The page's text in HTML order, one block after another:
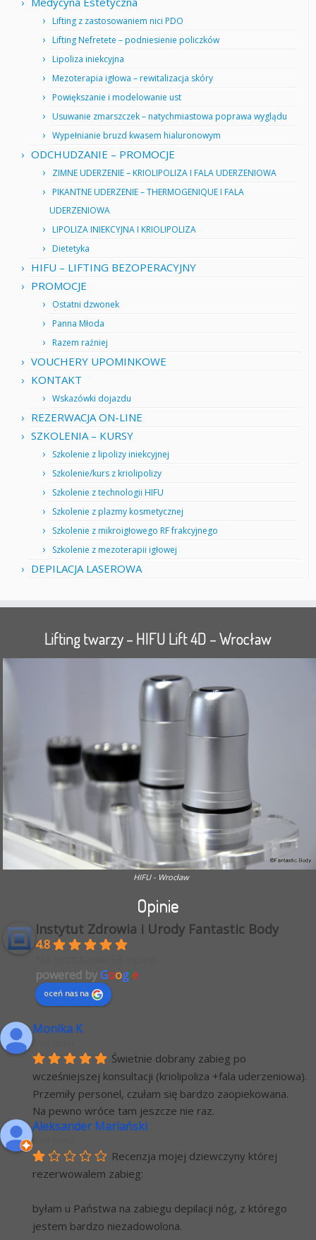
Lifting z zastosowaniem nici PDO
Lifting Nefretete – podniesienie policzków
Lipoliza iniekcyjna
Mezoterapia igłowa – rewitalizacja skóry
Powiększanie i modelowanie ust
Usuwanie zmarszczek – natychmiastowa poprawa wyglądu
Wypełnianie bruzd kwasem hialuronowym
ODCHUDZANIE – PROMOCJE
ZIMNE UDERZENIE – KRIOLIPOLIZA I FALA UDERZENIOWA
PIKANTNE UDERZENIE – THERMOGENIQUE I FALA
UDERZENIOWA
LIPOLIZA INIEKCYJNA I KRIOLIPOLIZA
Dietetyka
HIFU – LIFTING BEZOPERACYJNY
PROMOCJE
Ostatni dzwonek
Panna Młoda
Razem raźniej
VOUCHERY UPOMINKOWE
KONTAKT
Wskazówki dojazdu
REZERWACJA ON-LINE
SZKOLENIA – KURSY
Szkolenie z lipolizy iniekcyjnej
Szkolenie/kurs z kriolipolizy
Szkolenie z technologii HIFU
Szkolenie z plazmy kosmetycznej
Szkolenie z mikroigłowego RF frakcyjnego
Szkolenie z mezoterapii igłowej
DEPILACJA LASEROWA
Lifting twarzy – HIFU Lift 4D – Wrocław
HIFU - Wrocław
Opinie
Instytut Zdrowia i Urody Fantastic Body
4.8
powered byGoogle
oceń nas na
Monika K
Świetnie dobrany zabieg po
wcześniejszej konsultacji (kriolipoliza +fala uderzeniowa).
Przemiły personel, czułam się bardzo zaopiekowana.
Na pewno wróce tam jeszcze nie raz.
Aleksander Mariański
Recenzja mojej dziewczyny której
rezerwowalem zabieg:
byłam u Państwa na zabiegu depilacji nóg, z którego
jestem bardzo niezadowolona.